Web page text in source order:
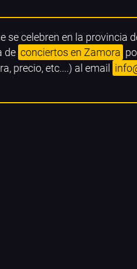
se celebren en la provincia
de conciertos en Zamora
precio, etc....) al email